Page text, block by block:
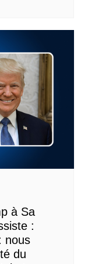
à Sa
:
nous
du